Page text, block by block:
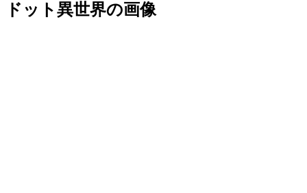
ドット異世界の画像